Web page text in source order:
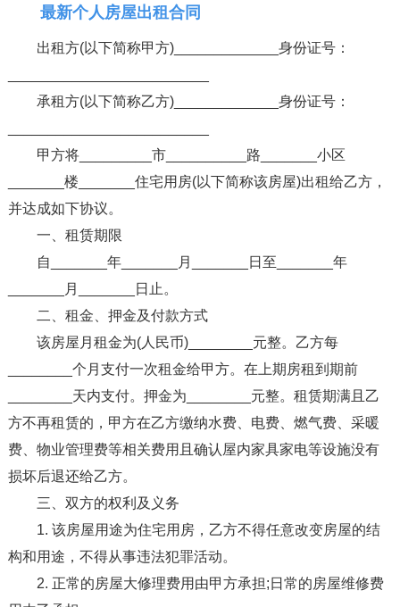
最新个人房屋出租合同
出租方(以下简称甲方)_____________身份证号：
承租方(以下简称乙方)_____________身份证号：
甲方将_________市__________路_______小区
_______楼_______住宅用房(以下简称该房屋)出租给乙方，
并达成如下协议。
一、租赁期限
自_______年_______月_______日至_______年
_______月_______日止。
二、租金、押金及付款方式
该房屋月租金为(人民币)________元整。乙方每
________个月支付一次租金给甲方。在上期房租到期前
________天内支付。押金为________元整。租赁期满且乙
方不再租赁的，甲方在乙方缴纳水费、电费、燃气费、采暖
费、物业管理费等相关费用且确认屋内家具家电等设施没有
损坏后退还给乙方。
三、双方的权利及义务
1. 该房屋用途为住宅用房，乙方不得任意改变房屋的结
构和用途，不得从事违法犯罪活动。
2. 正常的房屋大修理费用由甲方承担;日常的房屋维修费